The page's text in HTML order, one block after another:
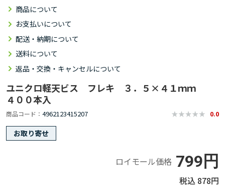
商品について
お支払いについて
配送・納期について
送料について
返品・交換・キャンセルについて
ユニクロ軽天ビス フレキ ３．５×４１ｍｍ
４００本入
商品コード 4962123415207 0.0
お取り寄せ
ロイモール価格 799円
878円